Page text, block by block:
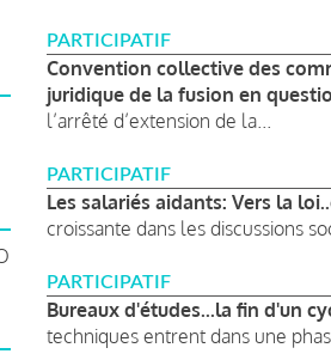
PARTICIPATIF
Convention collective des
juridique de la fusion en
l’arrêté d’extension de la...
PARTICIPATIF
Les salariés aidants: Vers la
croissante dans les discussions
PARTICIPATIF
Bureaux d'études...la fin d'un
techniques entrent dans une